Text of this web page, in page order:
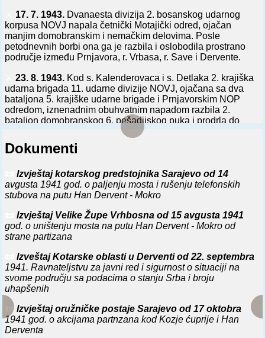
17. 7. 1943. Dvanaesta divizija 2. bosanskog udarnog
korpusa NOVJ napala četnički Motajički odred, ojačan
manjim domobranskim i nemačkim delovima. Posle
petodnevnih borbi ona ga je razbila i oslobodila prostrano
područje između Prnjavora, r. Vrbasa, r. Save i Dervente.
23. 8. 1943. Kod s. Kalenderovaca i s. Detlaka 2. krajiška
udarna brigada 11. udarne divizije NOVJ, ojačana sa dva
bataljona 5. krajiške udarne brigade i Prnjavorskim NOP
odredom, iznenadnim obuhvatnim napadom razbila 2.
bataljon domobranskog 6. pešadijskog puka i prodrla do
Dervente. Angažovanjem ojačanog 2. jurišnog bataljona iz
Sl. Broda domobranski puk je održao mesto. Neprijatelj je
imao 9 mrtvih, 17 ranjenih i 118 zarobljenih, a jedinice 11.
puškomitraljeza i 160 pušaka
⚔️ 3. 1. 1944. S linije Derventa-Teslić-Sarajevo-Konjic-
brdskog armijskog korpusa i delovi nemačkog 15. i 69.
korpusa otpočeli operaciju u cilju odbacivanja 1.
proleterskog udarnog i 5. udarnog korpusa NOVJ sa
Trebalo je brzim prodorom razbiti njihove jedinice i izbiti
u dolinu r. Vrbasa, odakle odmah produžiti dejstva
glavninom ka Livanjskom i Duvanjskom polju, a slabijim
delovima, preko Kozare, ka dolini Une. Operacija je
trajala do 24. januara.
⚔️ 9. 4. 1944. Na pruzi Derventa-Doboj delovi 11. udarne
divizije 5. udarnog korpusa NOVJ srušili 1,5 km pruge, ubili
Dokumenti
Izvještaj kotarskog predstojnika Sarajevo od 14
avgusta 1941 god. o paljenju mosta i rušenju telefonskih
stubova na putu Han Dervent - Mokro
Izvještaj Velike Župe Vrhbosna od 15 avgusta 1941
god. o uništenju mosta na putu Han Dervent - Mokro od
strane partizana
Izveštaj Kotarske oblasti u Derventi od 22. septembra
1941. Ravnateljstvu za javni red i sigurnost o situaciji na
svome području sa podacima o stanju Srba i broju
uhapšenih
📜 Izvještaj oružničke postaje Sarajevo od 17 oktobra
1941 god. o akcijama partnzana kod Kozje ćuprije i Han
Derventa